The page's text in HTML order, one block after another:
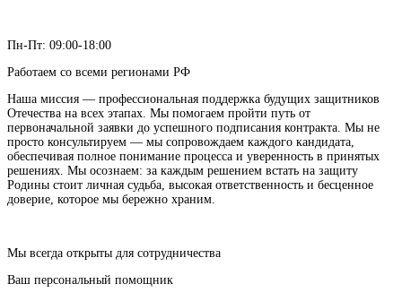
Пн-Пт: 09:00-18:00
Работаем со всеми регионами РФ
Наша миссия — профессиональная поддержка будущих защитников
Отечества на всех этапах. Мы помогаем пройти путь от
первоначальной заявки до успешного подписания контракта. Мы не
просто консультируем — мы сопровождаем каждого кандидата,
обеспечивая полное понимание процесса и уверенность в принятых
решениях. Мы осознаем: за каждым решением встать на защиту
Родины стоит личная судьба, высокая ответственность и бесценное
доверие, которое мы бережно храним.
Мы всегда открыты для сотрудничества
Ваш персональный помощник